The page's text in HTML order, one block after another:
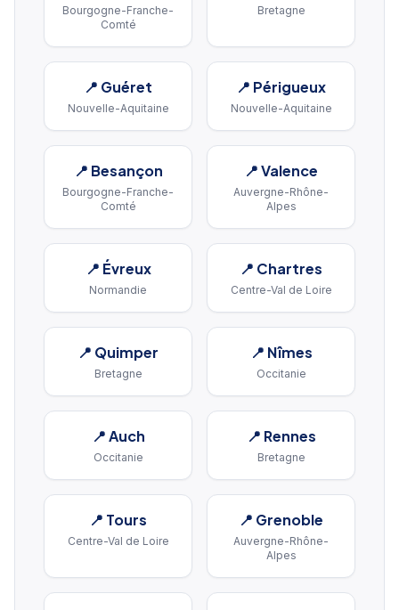
Bourgogne-Franche-
Comté
Bretagne
📍 Guéret
Nouvelle-Aquitaine
📍 Périgueux
Nouvelle-Aquitaine
📍 Besançon
Bourgogne-Franche-
Comté
📍Valence
Auvergne-Rhône-
Alpes
📍 Évreux
Normandie
📍 Chartres
Centre-Val de Loire
📍 Quimper
Bretagne
📍 Nîmes
Occitanie
📍Auch
Occitanie
📍 Rennes
Bretagne
📍 Tours
Centre-Val de Loire
📍 Grenoble
Auvergne-Rhône-
Alpes